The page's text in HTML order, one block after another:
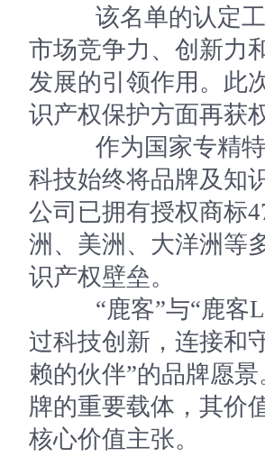
该名单的认定工
市场竞争力、创新力
发展的引领作用。此
识产权保护方面再获
作为国家专精特
科技始终将品牌及知
公司已拥有授权商标
洲、美洲、大洋洲等
识产权壁垒。
“鹿客”与“鹿客
过科技创新，连接和
赖的伙伴”的品牌愿
牌的重要载体，其价
核心价值主张。